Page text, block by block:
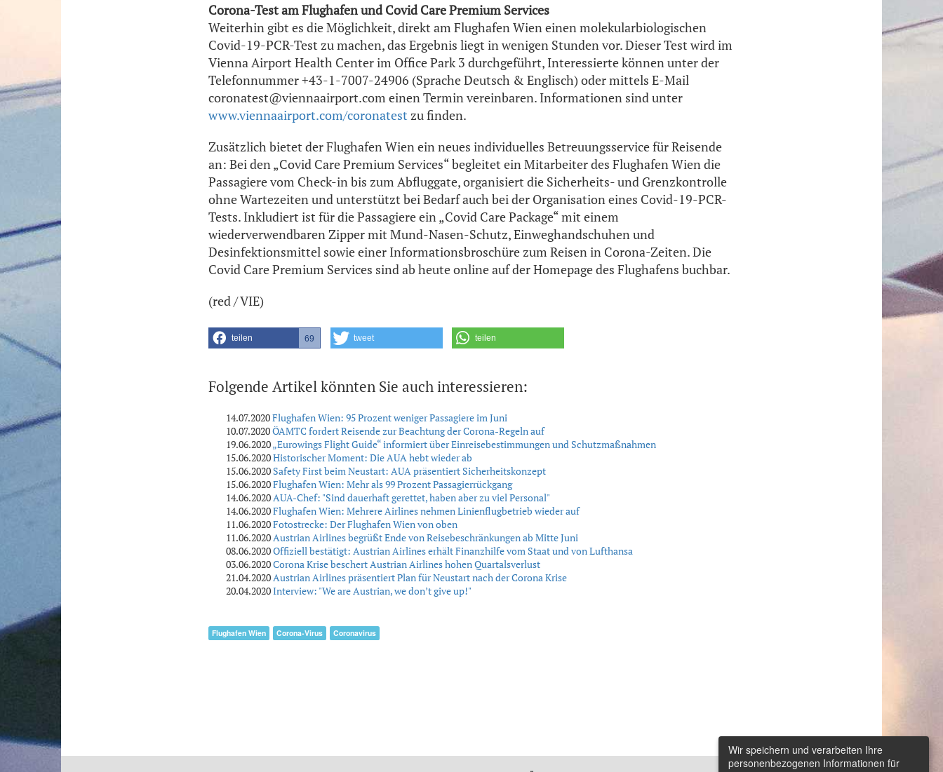
Corona-Test am Flughafen und Covid Care Premium Services
Weiterhin gibt es die Möglichkeit, direkt am Flughafen Wien einen molekularbiologischen
Covid-19-PCR-Test zu machen, das Ergebnis liegt in wenigen Stunden vor. Dieser Test wird im
Vienna Airport Health Center im Office Park 3 durchgeführt, Interessierte können unter der
Telefonnummer +43-1-7007-24906 (Sprache Deutsch & Englisch) oder mittels E-Mail
coronatest@viennaairport.com einen Termin vereinbaren. Informationen sind unter
www.viennaairport.com/coronatest zu finden.
Zusätzlich bietet der Flughafen Wien ein neues individuelles Betreuungsservice für Reisende
an: Bei den „Covid Care Premium Services“ begleitet ein Mitarbeiter des Flughafen Wien die
Passagiere vom Check-in bis zum Abfluggate, organisiert die Sicherheits- und Grenzkontrolle
ohne Wartezeiten und unterstützt bei Bedarf auch bei der Organisation eines Covid-19-PCR-
Tests. Inkludiert ist für die Passagiere ein „Covid Care Package“ mit einem
wiederverwendbaren Zipper mit Mund-Nasen-Schutz, Einweghandschuhen und
Desinfektionsmittel sowie einer Informationsbroschüre zum Reisen in Corona-Zeiten. Die
Covid Care Premium Services sind ab heute online auf der Homepage des Flughafens buchbar.
(red / VIE)
teilen 69 tweet teilen
Folgende Artikel könnten Sie auch interessieren:
14.07.2020Flughafen Wien: 95 Prozent weniger Passagiere im Juni
10.07.2020ÖAMTC fordert Reisende zur Beachtung der Corona-Regeln auf
19.06.2020„Eurowings Flight Guide“ informiert über Einreisebestimmungen und Schutzmaßnahmen
15.06.2020Historischer Moment: Die AUA hebt wieder ab
15.06.2020 Safety First beim Neustart: AUA präsentiert Sicherheitskonzept
15.06.2020Flughafen Wien: Mehr als 99 Prozent Passagierrückgang
14.06.2020AUA-Chef: "Sind dauerhaft gerettet, haben aber zu viel Personal"
14.06.2020Flughafen Wien: Mehrere Airlines nehmen Linienflugbetrieb wieder auf
11.06.2020Fotostrecke: Der Flughafen Wien von oben
11.06.2020Austrian Airlines begrüßt Ende von Reisebeschränkungen ab Mitte Juni
08.06.2020Offiziell bestätigt: Austrian Airlines erhält Finanzhilfe vom Staat und von Lufthansa
03.06.2020Corona Krise beschert Austrian Airlines hohen Quartalsverlust
21.04.2020Austrian Airlines präsentiert Plan für Neustart nach der Corona Krise
20.04.2020Interview: "We are Austrian, we don’t give up!"
Flughafen Wien Corona-Virus Coronavirus
Wir speichern und verarbeiten Ihre
personenbezogenen Informationen für